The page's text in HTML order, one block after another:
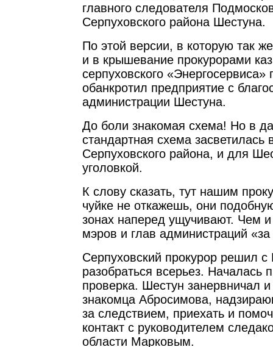
главного следователя
Серпуховского района Шестуна.
По этой версии, в которую так
и в крышевание прокурорами
серпуховского
обанкротил предприятие с
администрации Шестуна.
До боли знакомая схема! Но в
стандартная схема засветилась
Серпуховского района, и для
уголовкой.
К слову сказать, тут нашим
чуйке не откажешь, они
зонах наперед ущучивают. Чем
мэров и глав администраций
Серпуховский прокурор решил
разобраться всерьез. Началась
проверка. Шестун занервничал
знакомца Абросимова,
за следствием, приехать и
контакт с руководителем
области Марковым.